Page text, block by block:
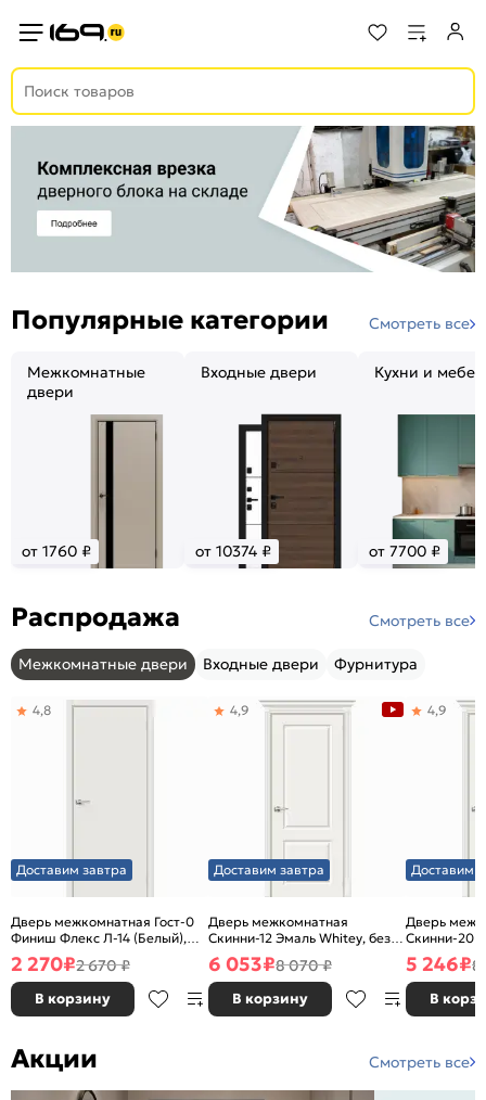
Популярные категории Смотреть все
Межкомнатные
двери
от 1760 ₽
Входные двери
от 10374 ₽
Кухни и
от 7700 ₽
Распродажа Смотреть все
Межкомнатные двери Входные двери Фурнитура
Доставим завтра
Дверь межкомнатная Гост-0
Финиш Флекс Л-14 (Белый),
глухая, каркасно-щитовая
4,8
2 270₽2 670 ₽
В корзину
Доставим завтра
Дверь межкомнатная
Скинни-12 Эмаль Whitey, без
декора, глухая, без стекла,
без кромки, скиновая
4,9
6 053₽8 070 ₽
В корзину
Доставим
Дверь
Скинни-20
декора,
без кромки,
4,9
5 246₽8
В
Акции Смотреть все